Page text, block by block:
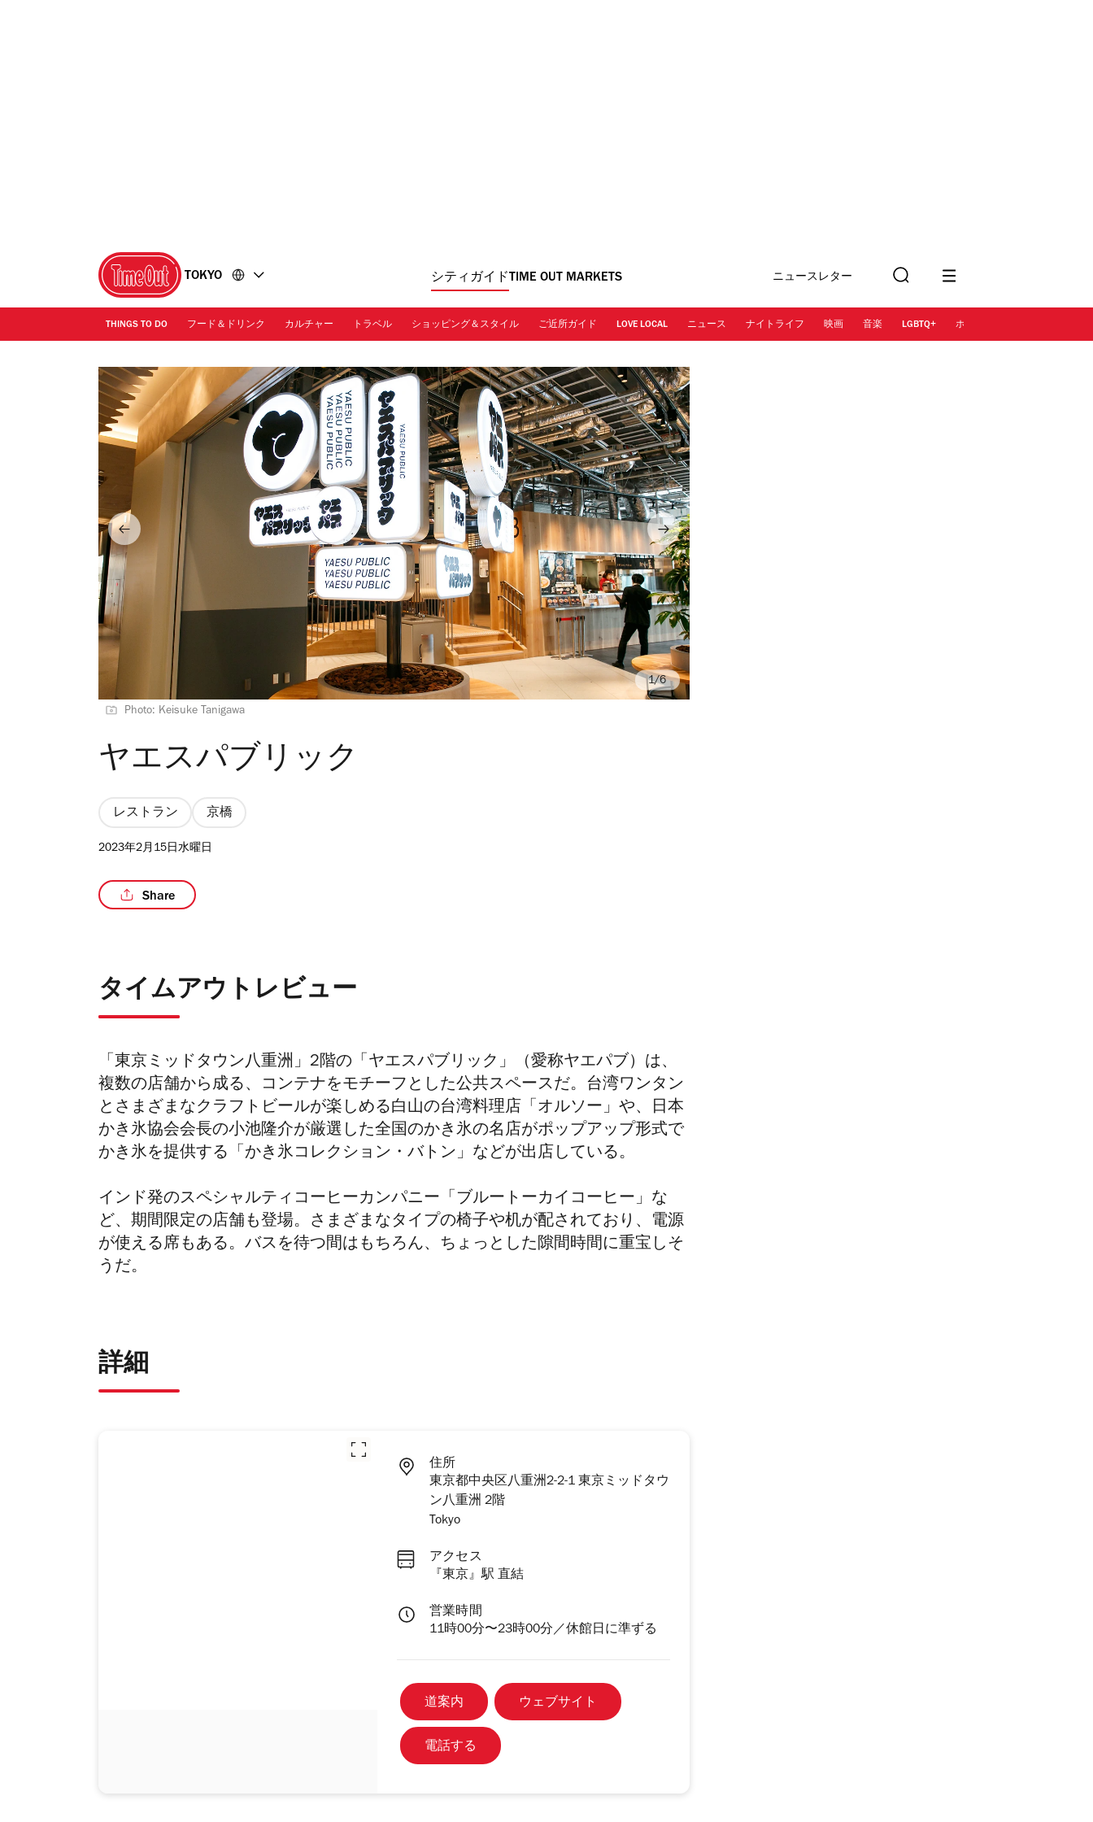
TOKYO シティガイド TIME OUT MARKETS ニュースレター
に登録
索
THINGS TO DO フード＆ドリンク カルチャー トラベル ショッピング＆スタイル ご近所ガイド LOVE LOCAL ニュース ナイトライフ 映画 音楽 LGBTQ+ ホテル
Photo: Keisuke Tanigawa
/6
ヤエスパブリック
レストラン 京橋
2023年2月15日水曜日
Share
タイムアウトレビュー
「東京ミッドタウン八重洲」2階の「ヤエスパブリック」（愛称ヤエパブ）は、
複数の店舗から成る、コンテナをモチーフとした公共スペースだ。台湾ワンタン
とさまざまなクラフトビールが楽しめる白山の台湾料理店「オルソー」や、日本
かき氷協会会長の小池隆介が厳選した全国のかき氷の名店がポップアップ形式で
かき氷を提供する「かき氷コレクション・バトン」などが出店している。
インド発のスペシャルティコーヒーカンパニー「ブルートーカイコーヒー」な
ど、期間限定の店舗も登場。さまざまなタイプの椅子や机が配されており、電源
が使える席もある。バスを待つ間はもちろん、ちょっとした隙間時間に重宝しそ
うだ。
詳細
住所
東京都中央区八重洲2-2-1 東京ミッドタウ
ン八重洲 2階
Tokyo
アクセス
『東京』駅 直結
営業時間
11時00分〜23時00分／休館日に準ずる
道案内 ウェブサイト
電話する